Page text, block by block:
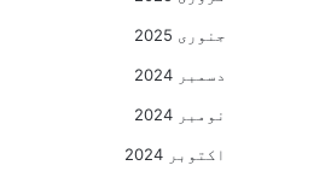
جنوری 2025
دسمبر 2024
نومبر 2024
اکتوبر 2024